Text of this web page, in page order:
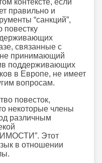
контексте, если
правильно и
“санкций”,
повестку
связанные с
не принимающий
поддерживающих
в Европе, не имеет
вопросам.
повесток,
некоторые члены
различным
Этот
в отношении